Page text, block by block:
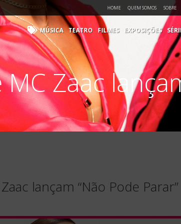
HOME QUEM SOMOS SOBRE
MÚSICA TEATRO FILMES EXPOSIÇÕES
Zaac
lançam “Não Pode Parar”